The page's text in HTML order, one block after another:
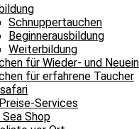
Schnuppertauchen
Beginnerausbildung
Weiterbildung
für Wieder- und
für erfahrene Taucher
Services
Sea Shop
ResortMinisafari
Kommentar